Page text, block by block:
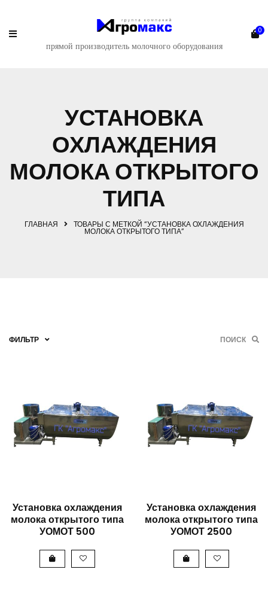
прямой производитель молочного оборудования
0
УСТАНОВКА
ОХЛАЖДЕНИЯ
МОЛОКА ОТКРЫТОГО
ТИПА
ГЛАВНАЯ ТОВАРЫ С МЕТКОЙ “УСТАНОВКА ОХЛАЖДЕНИЯ
МОЛОКА ОТКРЫТОГО ТИПА”
ФИЛЬТР ПОИСК
ПРОСМОТР
Установка охлаждения
молока открытого типа
УОМОТ 500
ПРОСМОТР
Установка охлаждения
молока открытого типа
УОМОТ 2500